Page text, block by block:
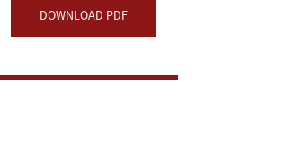
DOWNLOAD PDF